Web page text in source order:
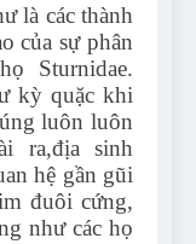
là các thành
của sự phân
Sturnidae.
kỳ quặc khi
luôn luôn
ra,địa sinh
hệ gần gũi
đuôi cứng,
như các họ